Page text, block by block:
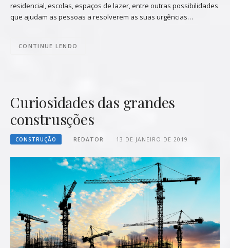
residencial, escolas, espaços de lazer, entre outras possibilidades
que ajudam as pessoas a resolverem as suas urgências…
CONTINUE LENDO
Curiosidades das grandes
construsções
CONSTRUÇÃO REDATOR 13 DE JANEIRO DE 2019